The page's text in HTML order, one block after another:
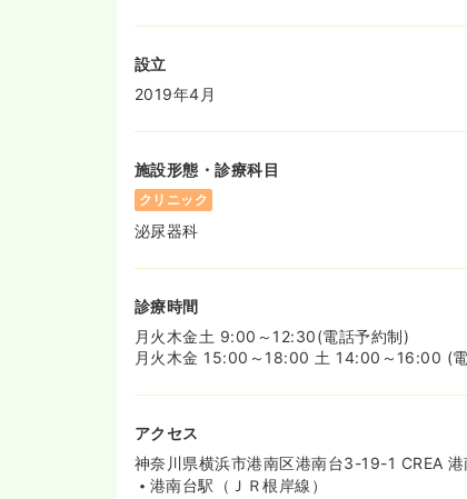
設立
2019年4月
施設形態・診療科目
クリニック
泌尿器科
診療時間
月火木金土 9:00～12:30(電話予約制)
月火木金 15:00～18:00 土 14:00～16:00 (
アクセス
神奈川県横浜市港南区港南台3-19-1 CREA 港
港南台駅（ＪＲ根岸線）